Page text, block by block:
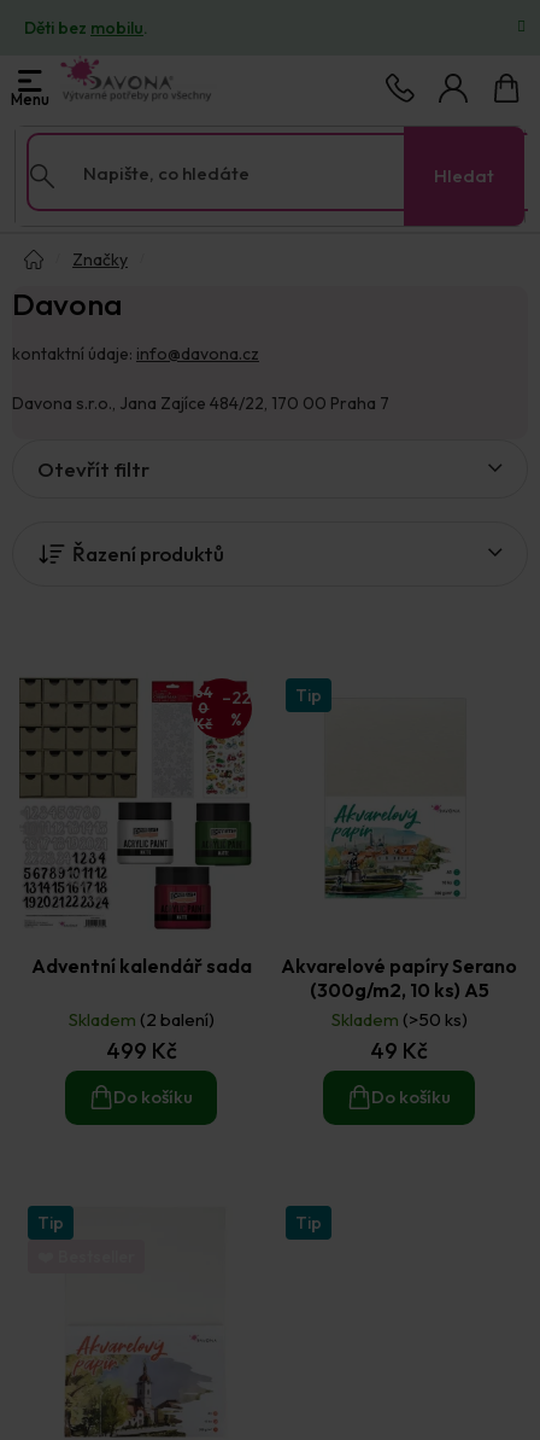
obsah
Děti bez mobilu.
Hledat
košík
Značky
Davona
kontaktní údaje: info@davona.cz
Davona s.r.o., Jana Zajíce 484/22, 170 00 Praha 7
Řazení produktů
Otevřít filtr
64
0
Kč
–22
%
Adventní kalendář sada
Skladem (2 balení)
499 Kč
Do košíku
Tip
Akvarelové papíry Serano
(300g/m2, 10 ks) A5
Skladem (>50 ks)
49 Kč
Do košíku
Tip
Tip